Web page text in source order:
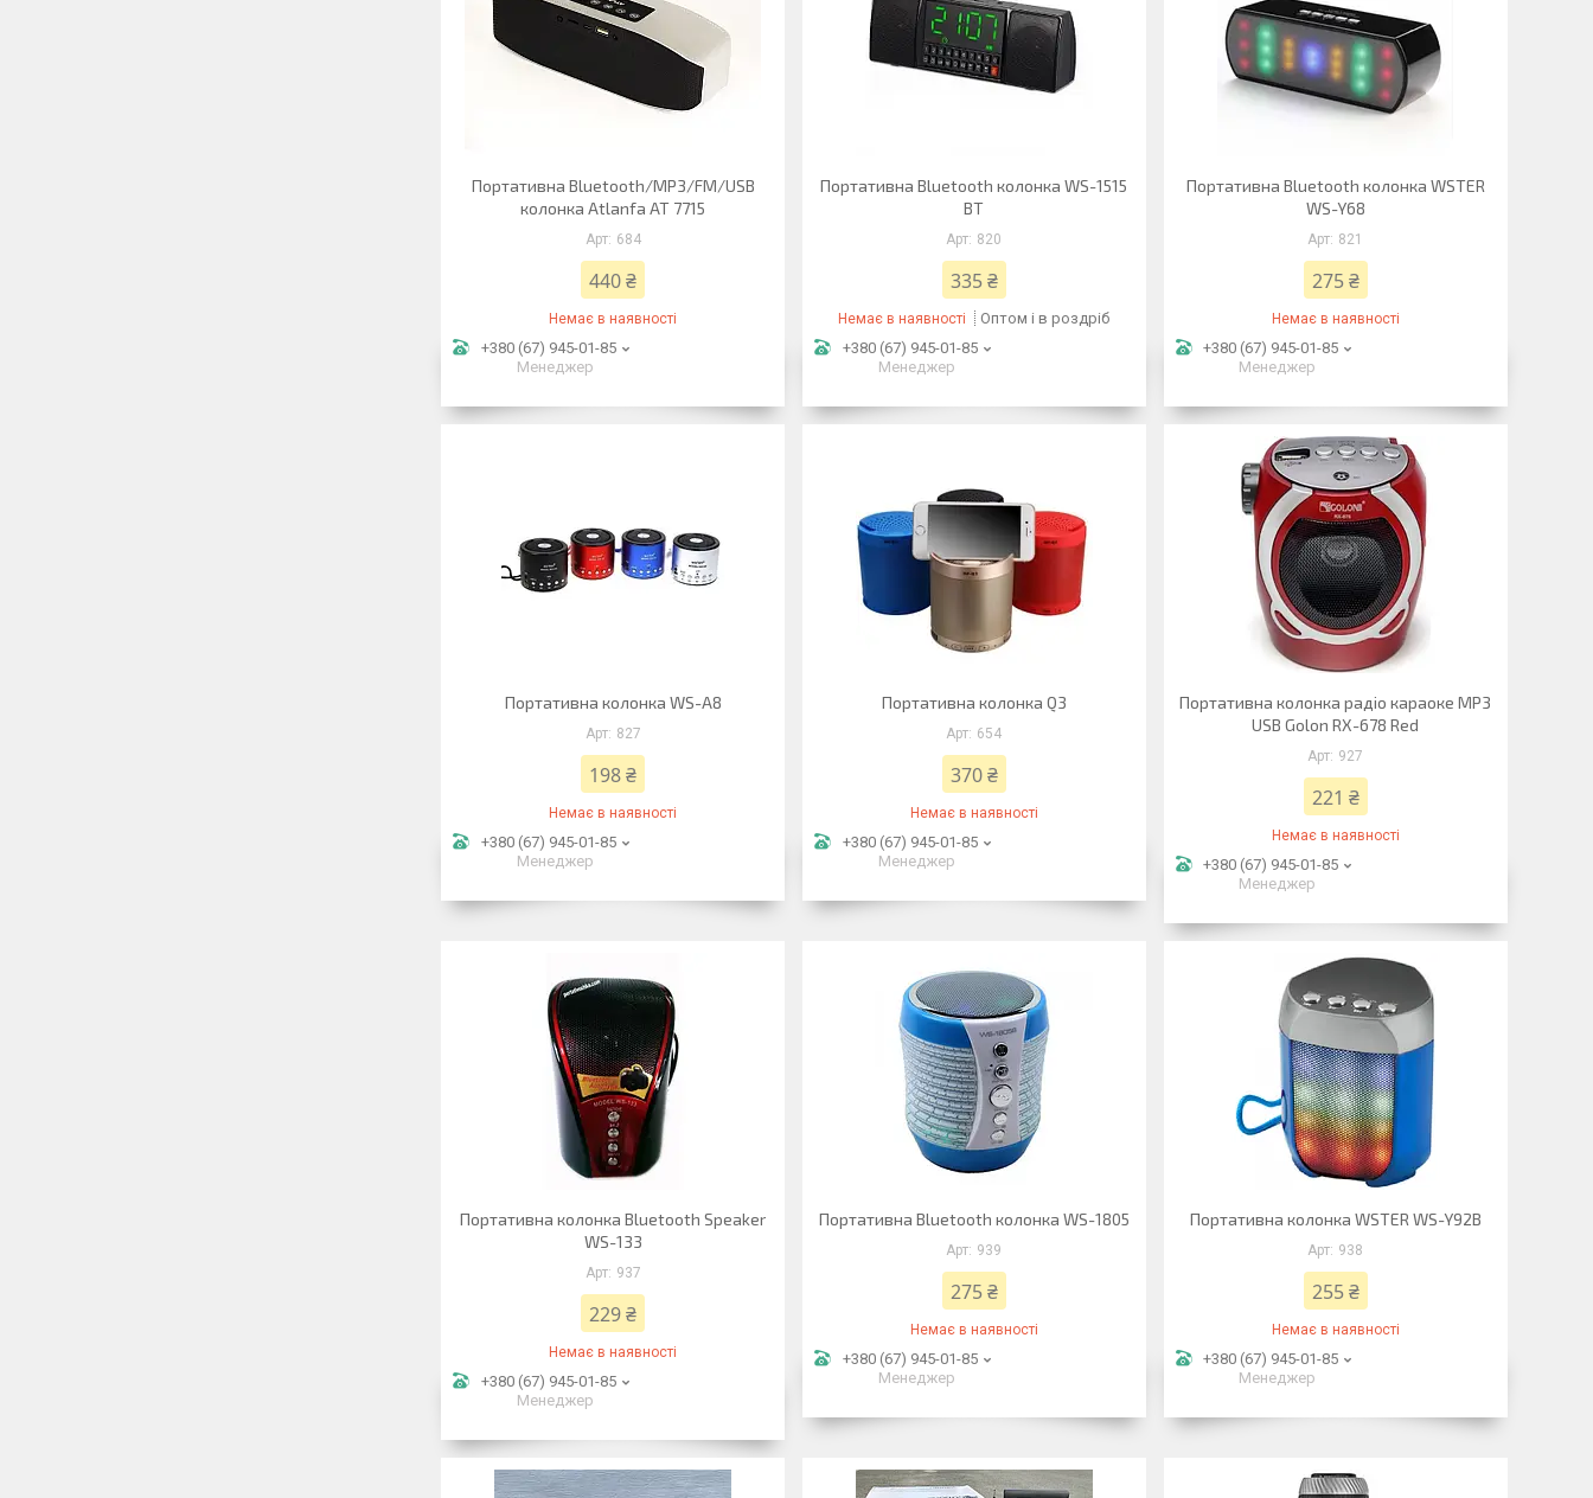
Портативна Bluetooth/MP3/FM/USB
колонка Atlanfa AT 7715
684
440 ₴
Немає в наявності
+380 (67) 945-01-85
Менеджер
Портативна Bluetooth колонка WS-1515
BT
820
335 ₴
Немає в наявності
Оптом і в роздріб
+380 (67) 945-01-85
Менеджер
Портативна Bluetooth колонка WSTER
WS-Y68
821
275 ₴
Немає в наявності
+380 (67) 945-01-85
Менеджер
Портативна колонка WS-A8
827
198 ₴
Немає в наявності
+380 (67) 945-01-85
Менеджер
Портативна колонка Q3
654
370 ₴
Немає в наявності
+380 (67) 945-01-85
Менеджер
Портативна колонка радіо караоке MP3
USB Golon RX-678 Red
927
221 ₴
Немає в наявності
+380 (67) 945-01-85
Менеджер
Портативна колонка Bluetooth Speaker
WS-133
937
229 ₴
Немає в наявності
+380 (67) 945-01-85
Менеджер
Портативна Bluetooth колонка WS-1805
939
275 ₴
Немає в наявності
+380 (67) 945-01-85
Менеджер
Портативна колонка WSTER WS-Y92B
938
255 ₴
Немає в наявності
+380 (67) 945-01-85
Менеджер